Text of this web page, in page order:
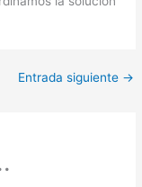
Entrada siguiente →